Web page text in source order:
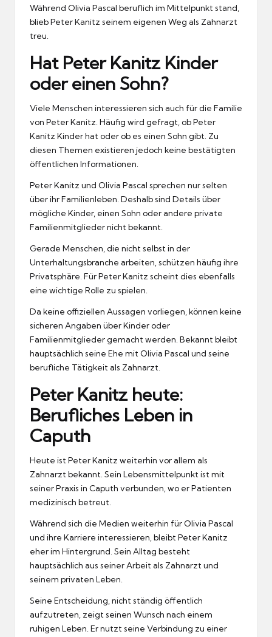
Während Olivia Pascal beruflich im Mittelpunkt stand,
blieb Peter Kanitz seinem eigenen Weg als Zahnarzt
treu.
Hat Peter Kanitz Kinder
oder einen Sohn?
Viele Menschen interessieren sich auch für die Familie
von Peter Kanitz. Häufig wird gefragt, ob Peter
Kanitz Kinder hat oder ob es einen Sohn gibt. Zu
diesen Themen existieren jedoch keine bestätigten
öffentlichen Informationen.
Peter Kanitz und Olivia Pascal sprechen nur selten
über ihr Familienleben. Deshalb sind Details über
mögliche Kinder, einen Sohn oder andere private
Familienmitglieder nicht bekannt.
Gerade Menschen, die nicht selbst in der
Unterhaltungsbranche arbeiten, schützen häufig ihre
Privatsphäre. Für Peter Kanitz scheint dies ebenfalls
eine wichtige Rolle zu spielen.
Da keine offiziellen Aussagen vorliegen, können keine
sicheren Angaben über Kinder oder
Familienmitglieder gemacht werden. Bekannt bleibt
hauptsächlich seine Ehe mit Olivia Pascal und seine
berufliche Tätigkeit als Zahnarzt.
Peter Kanitz heute:
Berufliches Leben in
Caputh
Heute ist Peter Kanitz weiterhin vor allem als
Zahnarzt bekannt. Sein Lebensmittelpunkt ist mit
seiner Praxis in Caputh verbunden, wo er Patienten
medizinisch betreut.
Während sich die Medien weiterhin für Olivia Pascal
und ihre Karriere interessieren, bleibt Peter Kanitz
eher im Hintergrund. Sein Alltag besteht
hauptsächlich aus seiner Arbeit als Zahnarzt und
seinem privaten Leben.
Seine Entscheidung, nicht ständig öffentlich
aufzutreten, zeigt seinen Wunsch nach einem
ruhigen Leben. Er nutzt seine Verbindung zu einer